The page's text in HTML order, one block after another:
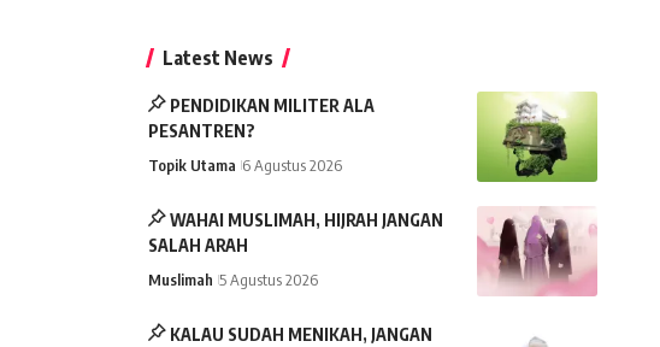
Latest News
PENDIDIKAN MILITER ALA
PESANTREN?
Topik Utama 6 Agustus 2026
WAHAI MUSLIMAH, HIJRAH JANGAN
SALAH ARAH
Muslimah 5 Agustus 2026
KALAU SUDAH MENIKAH, JANGAN